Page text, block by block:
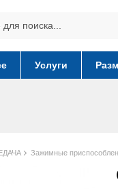
Услуги
Зажимные